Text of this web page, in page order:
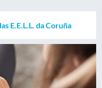
E.E.L.L. da Coruña